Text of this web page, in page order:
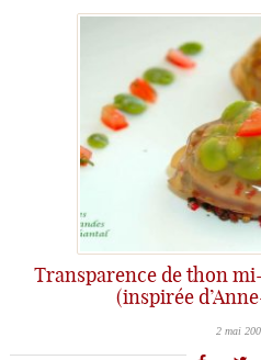
Transparence de thon
(inspirée
2 mai